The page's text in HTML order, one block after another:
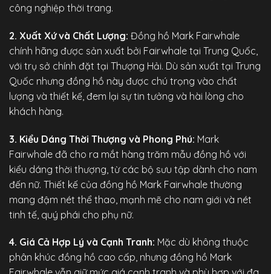
công nghiệp thời trang.
2. Xuất Xứ và Chất Lượng: Đồng hồ Mark Fairwhale
chính hãng được sản xuất bởi Fairwhale tại Trung Quốc,
với trụ sở chính đặt tại Thượng Hải. Dù sản xuất tại Trung
Quốc nhưng đồng hồ này được chú trọng vào chất
lượng và thiết kế, đem lại sự tin tưởng và hài lòng cho
khách hàng.
3. Kiểu Dáng Thời Thượng và Phong Phú: Mark
Fairwhale đã cho ra mắt hàng trăm mẫu đồng hồ với
kiểu dáng thời thượng, từ các bộ sưu tập dành cho nam
đến nữ. Thiết kế của đồng hồ Mark Fairwhale thường
mang đậm nét thể thao, mạnh mẽ cho nam giới và nét
tinh tế, quý phái cho phụ nữ.
4. Giá Cả Hợp Lý và Cạnh Tranh: Mặc dù không thuộc
phân khúc đồng hồ cao cấp, nhưng đồng hồ Mark